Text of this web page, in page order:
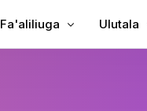
Fa'aliliuga Ulutala